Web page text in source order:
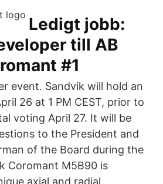
Ledigt jobb:
till AB
#1
event. Sandvik will hold an
26 at 1 PM CEST, prior to
voting April 27. It will be
to the President and
of the Board during the
Coromant M5B90 is
axial and radial